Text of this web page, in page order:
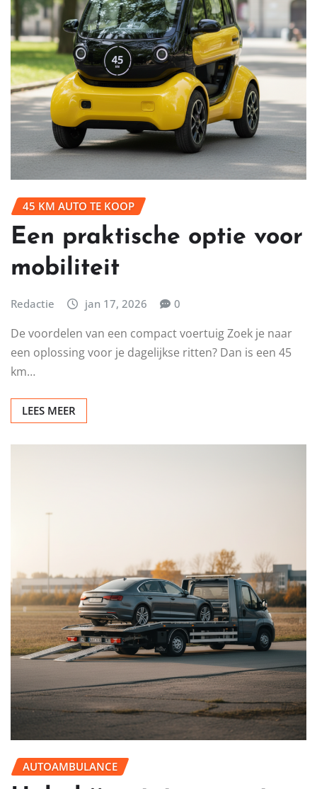
45 KM AUTO TE KOOP
Een praktische optie voor
mobiliteit
Redactie jan 17, 2026 0
De voordelen van een compact voertuig Zoek je naar
een oplossing voor je dagelijkse ritten? Dan is een 45
km…
LEES MEER
AUTOAMBULANCE